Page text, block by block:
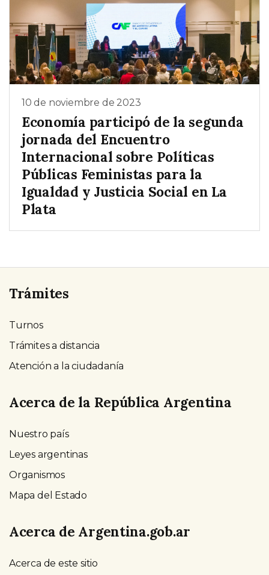
10 de noviembre de 2023
Economía participó de la segunda
jornada del Encuentro
Internacional sobre Políticas
Públicas Feministas para la
Igualdad y Justicia Social en La
Plata
Trámites
Turnos
Trámites a distancia
Atención a la ciudadanía
Acerca de la República Argentina
Nuestro país
Leyes argentinas
Organismos
Mapa del Estado
Acerca de Argentina.gob.ar
Acerca de este sitio